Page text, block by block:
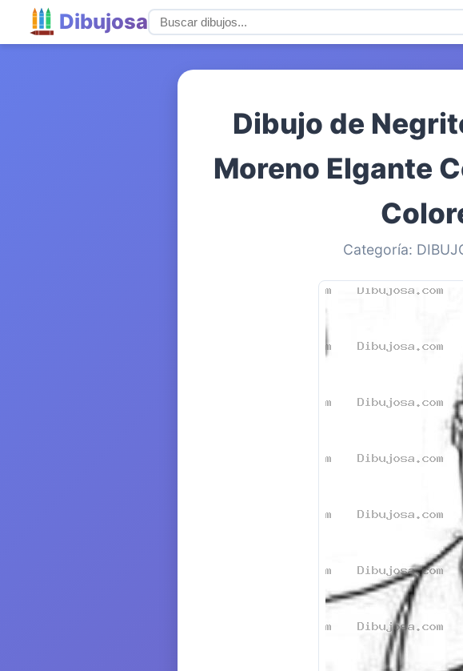
Dibujosa
Dibujo de
Moreno Elgante
Categoría: